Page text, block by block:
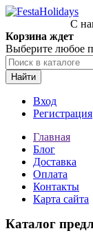
С
Корзина ждет
Выберите любое
Найти
Вход
Регистрация
Главная
Блог
Доставка
Оплата
Контакты
Карта сайта
Каталог